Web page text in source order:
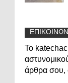
Το
άρθρα σου,